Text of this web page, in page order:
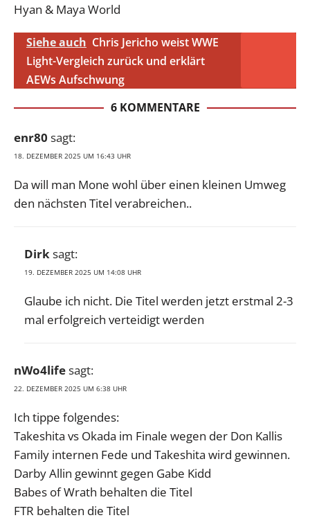
Hyan & Maya World
Siehe auch Chris Jericho weist WWE
Light-Vergleich zurück und erklärt
AEWs Aufschwung
6 KOMMENTARE
enr80 sagt:
18. DEZEMBER 2025 UM 16:43 UHR
Da will man Mone wohl über einen kleinen Umweg
den nächsten Titel verabreichen..
Dirksagt:
19. DEZEMBER 2025 UM 14:08 UHR
Glaube ich nicht. Die Titel werden jetzt erstmal 2-3
mal erfolgreich verteidigt werden
nWo4lifesagt:
22. DEZEMBER 2025 UM 6:38 UHR
Ich tippe folgendes:
Takeshita vs Okada im Finale wegen der Don Kallis
Family internen Fede und Takeshita wird gewinnen.
Darby Allin gewinnt gegen Gabe Kidd
Babes of Wrath behalten die Titel
FTR behalten die Titel